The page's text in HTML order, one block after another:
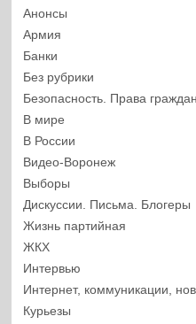
Анонсы
Армия
Банки
Без рубрики
Безопасность. Права граждан
В мире
В России
Видео-Воронеж
Выборы
Дискуссии. Письма. Блогеры
Жизнь партийная
ЖКХ
Интервью
Интернет, коммуникации,
Курьезы